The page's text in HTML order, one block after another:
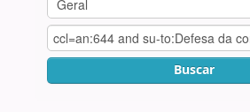
Buscar